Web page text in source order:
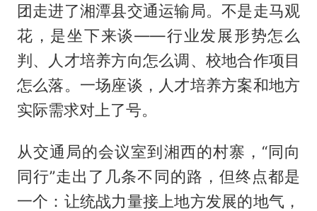
团走进了湘潭县交通运输局。不是走马观
花，是坐下来谈——行业发展形势怎么
判、人才培养方向怎么调、校地合作项目
怎么落。一场座谈，人才培养方案和地方
实际需求对上了号。
从交通局的会议室到湘西的村寨，“同向
同行”走出了几条不同的路，但终点都是
一个：让统战力量接上地方发展的地气，